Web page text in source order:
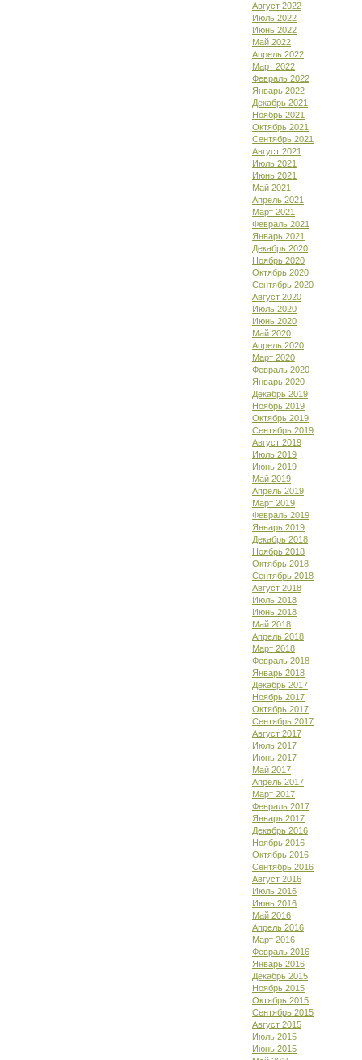
Август 2022
Июль 2022
Июнь 2022
Май 2022
Апрель 2022
Март 2022
Февраль 2022
Январь 2022
Декабрь 2021
Ноябрь 2021
Октябрь 2021
Сентябрь 2021
Август 2021
Июль 2021
Июнь 2021
Май 2021
Апрель 2021
Март 2021
Февраль 2021
Январь 2021
Декабрь 2020
Ноябрь 2020
Октябрь 2020
Сентябрь 2020
Август 2020
Июль 2020
Июнь 2020
Май 2020
Апрель 2020
Март 2020
Февраль 2020
Январь 2020
Декабрь 2019
Ноябрь 2019
Октябрь 2019
Сентябрь 2019
Август 2019
Июль 2019
Июнь 2019
Май 2019
Апрель 2019
Март 2019
Февраль 2019
Январь 2019
Декабрь 2018
Ноябрь 2018
Октябрь 2018
Сентябрь 2018
Август 2018
Июль 2018
Июнь 2018
Май 2018
Апрель 2018
Март 2018
Февраль 2018
Январь 2018
Декабрь 2017
Ноябрь 2017
Октябрь 2017
Сентябрь 2017
Август 2017
Июль 2017
Июнь 2017
Май 2017
Апрель 2017
Март 2017
Февраль 2017
Январь 2017
Декабрь 2016
Ноябрь 2016
Октябрь 2016
Сентябрь 2016
Август 2016
Июль 2016
Июнь 2016
Май 2016
Апрель 2016
Март 2016
Февраль 2016
Январь 2016
Декабрь 2015
Ноябрь 2015
Октябрь 2015
Сентябрь 2015
Август 2015
Июль 2015
Июнь 2015